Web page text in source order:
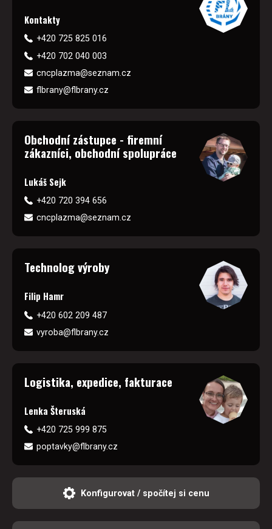
Kontakty
+420 725 825 016
+420 702 040 003
cncplazma@seznam.cz
flbrany@flbrany.cz
Obchodní zástupce - firemní
zákazníci, obchodní spolupráce
Lukáš Sejk
+420 720 394 656
cncplazma@seznam.cz
Technolog výroby
Filip Hamr
+420 602 209 487
vyroba@flbrany.cz
Logistika, expedice, fakturace
Lenka Šteruská
+420 725 999 875
poptavky@flbrany.cz
Konfigurovat / spočítej si cenu